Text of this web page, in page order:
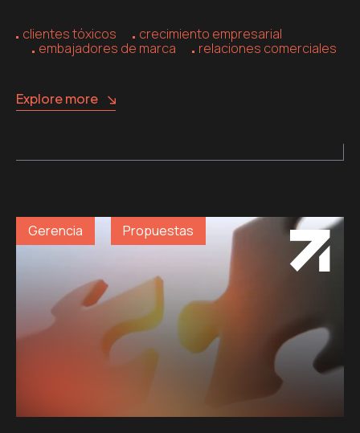
clientes tóxicos
crecimiento empresarial
embajadores de marca
relaciones comerciales
Explore more
Gerencia Propuestas